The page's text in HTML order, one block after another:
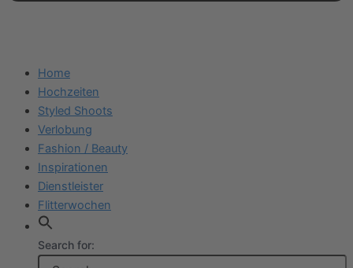
Home
Hochzeiten
Styled Shoots
Verlobung
Fashion / Beauty
Inspirationen
Dienstleister
Flitterwochen
Search for: